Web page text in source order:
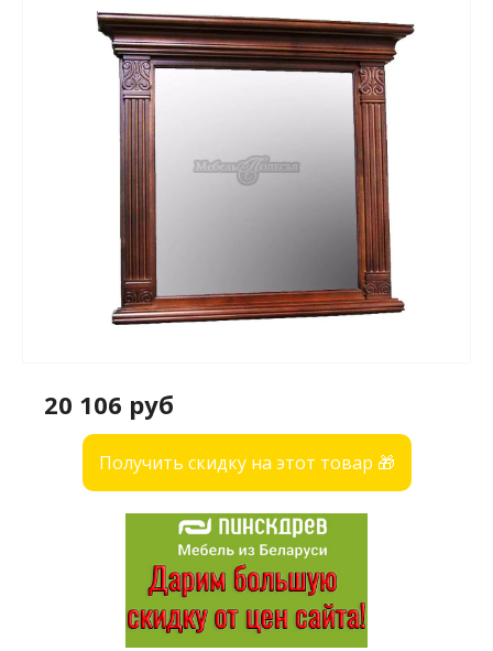
20 106 руб
Получить скидку на этот товар 🎁